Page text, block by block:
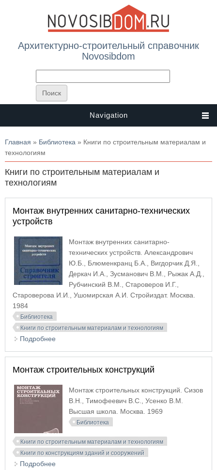
Архитектурно-строительный справочник
Novosibdom
Navigation
Вы здесь
Главная » Библиотека » Книги по строительным материалам и
технологиям
Книги по строительным материалам и
технологиям
Монтаж внутренних санитарно-технических
устройств
Монтаж внутренних санитарно-
технических устройств. Александрович
Ю.Б., Блюменкранц Б.А., Вигдорчик Д.Я.,
Деркач И.А., Зусманович В.М., Рыжак А.Д.,
Рубчинский В.М., Староверов И.Г.,
Староверова И.И., Ушомирская А.И. Стройиздат. Москва.
1984
Библиотека
Книги по строительным материалам и технологиям
Подробнее
Монтаж строительных конструкций
Монтаж строительных конструкций. Сизов
В.Н., Тимофеевич В.С., Усенко В.М.
Высшая школа. Москва. 1969
Библиотека
Книги по строительным материалам и технологиям
Книги по конструкциям зданий и сооружений
Подробнее